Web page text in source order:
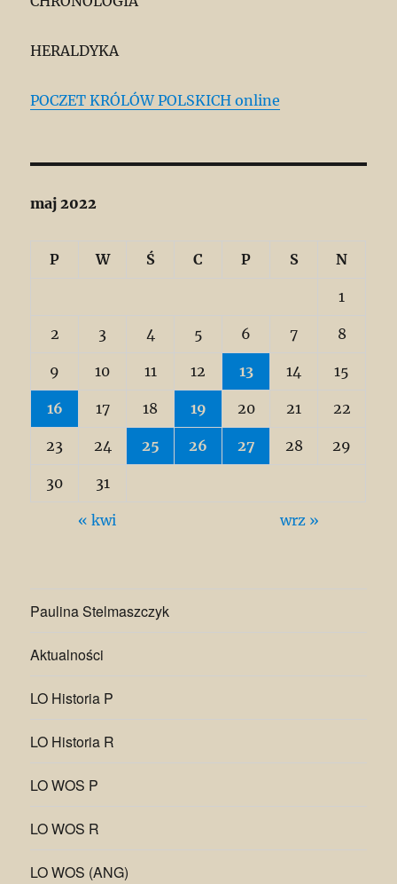
HERALDYKA
POCZET KRÓLÓW POLSKICH online
maj 2022
P W Ś C P S N
1
2 3 4 5 6 7 8
9 10 11 12 13 14 15
16 17 18 19 20 21 22
23 24 25 26 27 28 29
30 31
« kwi wrz »
Paulina Stelmaszczyk
Aktualności
LO Historia P
LO Historia R
LO WOS P
LO WOS R
LO WOS (ANG)